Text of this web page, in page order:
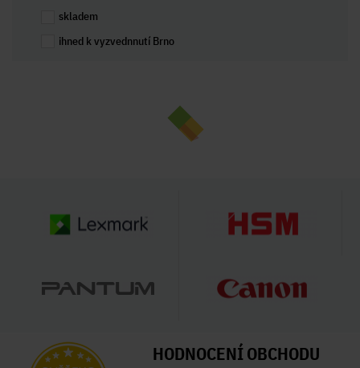
skladem
ihned k vyzvednnutí Brno
HODNOCENÍ OBCHODU